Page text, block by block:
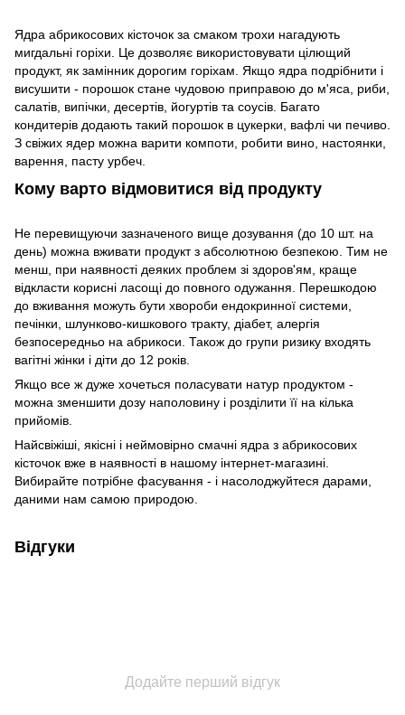
Ядра абрикосових кісточок за смаком трохи нагадують
мигдальні горіхи. Це дозволяє використовувати цілющий
продукт, як замінник дорогим горіхам. Якщо ядра подрібнити і
висушити - порошок стане чудовою приправою до м'яса, риби,
салатів, випічки, десертів, йогуртів та соусів. Багато
кондитерів додають такий порошок в цукерки, вафлі чи печиво.
З свіжих ядер можна варити компоти, робити вино, настоянки,
варення, пасту урбеч.
Кому варто відмовитися від продукту
Не перевищуючи зазначеного вище дозування (до 10 шт. на
день) можна вживати продукт з абсолютною безпекою. Тим не
менш, при наявності деяких проблем зі здоров'ям, краще
відкласти корисні ласощі до повного одужання. Перешкодою
до вживання можуть бути хвороби ендокринної системи,
печінки, шлунково-кишкового тракту, діабет, алергія
безпосередньо на абрикоси. Також до групи ризику входять
вагітні жінки і діти до 12 років.
Якщо все ж дуже хочеться поласувати натур продуктом -
можна зменшити дозу наполовину і розділити її на кілька
прийомів.
Найсвіжіші, якісні і неймовірно смачні ядра з абрикосових
кісточок вже в наявності в нашому інтернет-магазині.
Вибирайте потрібне фасування - і насолоджуйтеся дарами,
даними нам самою природою.
Відгуки
Додайте перший відгук